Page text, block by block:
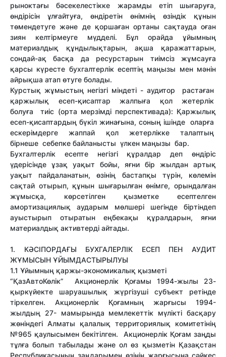
рыноктағы бәсекелестікке жарамды етіп шығаруға,
өндірісін ұлғайтуға, өндіретін өнімнің өзіндік құнын
төмендетуге және де қоршаған ортаны сақтауда оған
зиян келтірмеуге мүдделі. Бұл орайда ұйымның
материалдық құндылықтарын, ақша қаражаттарын,
сондай-ақ басқа да ресурстарын тиімсіз жұмсауға
қарсы күресте бухгалтерлік есептің маңызы мен мәнін
айрықша атап өтуге болады.
Курстық жұмыстың негізгі міндеті - аудитор растаған
қаржылық есеп-қисаптар жалпыға қол жетерлік
болуға тиіс (орта мерзімді перспективада): Қаржылық
есеп-қисаптардың бүкіл жинағына, соның ішінде оларға
ескерімдерге жаппай қол жетерлікке талаптың
бірнеше себепке байланысты үлкен маңызы бар.
Бухгалтерлік есепте негізгі құралдар деп өндіріс
үдерісінде ұзақ уақыт бойы, яғни бір жылдан артық
уақыт пайдаланатын, өзінің бастапқы түрін, көлемін
сақтай отырып, құнын шығарылған өнімге, орындалған
жұмысқа, көрсетілген қызметке есептелген
амортизациялық аударым мөлшері шегінде біртіндеп
ауыстырып отыратын еңбекақы құралдарын, яғни
материалдық активтерді айтады.
1. КӘСІПОРДАҒЫ БУХГАЛЕРЛІК ЕСЕП ПЕН АУДИТ
ЖҰМЫСЫН ҰЙЫМДАСТЫРЫЛУЫ
1.1 Ұйымның қаржы-экономикалық қызметі
“ҚазАвтоКөлік” Акционерлік Қоғамы 1994-жылы 23-
қыркүйекте шаруашылық жүргізуші субъект ретінде
тіркелген. Акционерлік Қоғамның жарғысы 1994-
жылдың 27- мамырында мемлекеттік мүлікті басқару
жөніндегі Алматы қалалық территориялық комитетінің
№965 қаулысымен бекітілген. Акционерлік Қоғам заңды
тұлға болып табылады және ол өз қызметін Қазақстан
Республикасының заңдарымен өзінің жарғысына сәйкес